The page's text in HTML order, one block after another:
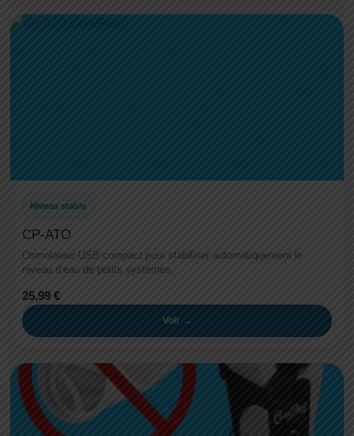
Niveau stable
CP-ATO
Osmolateur USB compact pour stabiliser automatiquement le
niveau d’eau de petits systèmes.
25,99 €
Voir →